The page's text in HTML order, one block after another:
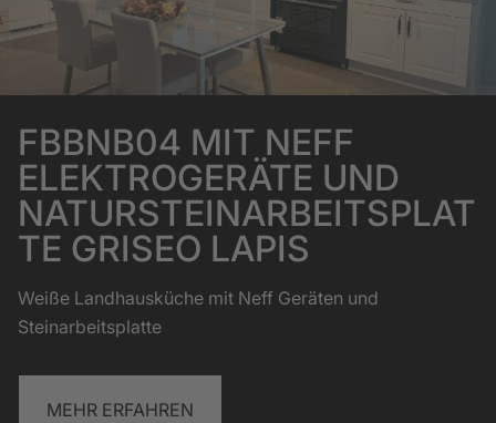
FBBNB04 MIT NEFF
ELEKTROGERÄTE UND
NATURSTEINARBEITSPLAT
TE GRISEO LAPIS
Weiße Landhausküche mit Neff Geräten und
Steinarbeitsplatte
MEHR ERFAHREN